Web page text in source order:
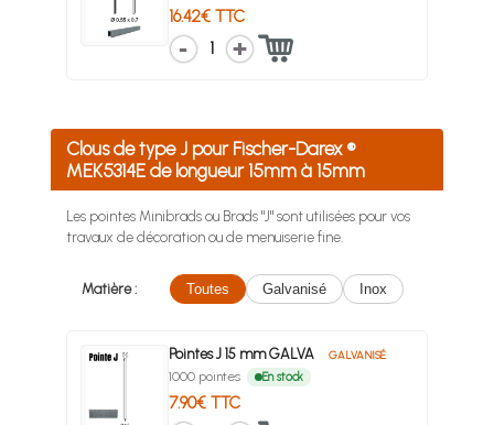
16.42€ TTC
1
Clous de type J pour Fischer-Darex ®
MEK5314E de longueur 15mm à 15mm
Les pointes Minibrads ou Brads "J" sont utilisées pour vos
travaux de décoration ou de menuiserie fine.
Matière : Toutes Galvanisé Inox
Pointes J 15 mm GALVA GALVANISÉ
1000 pointes En stock
7.90€ TTC